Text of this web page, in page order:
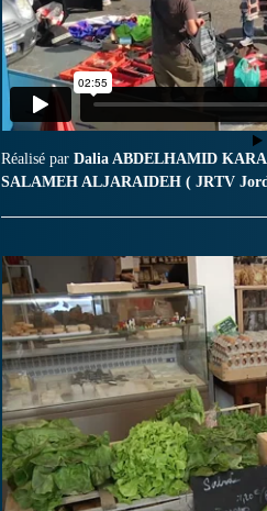
Réalisé par Dalia ABDELHAMID
SALAMEH ALJARAIDEH ( JRTV